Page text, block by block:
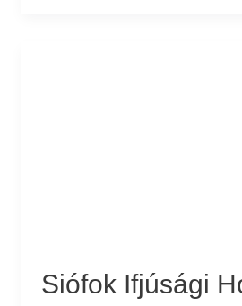
Siófok Ifjúsági